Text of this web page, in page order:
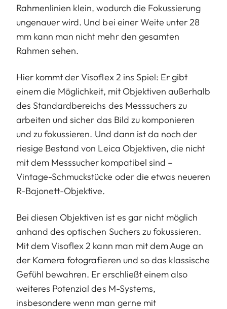
Rahmenlinien klein, wodurch die Fokussierung
ungenauer wird. Und bei einer Weite unter 28
mm kann man nicht mehr den gesamten
Rahmen sehen.
Hier kommt der Visoflex 2 ins Spiel: Er gibt
einem die Möglichkeit, mit Objektiven außerhalb
des Standardbereichs des Messsuchers zu
arbeiten und sicher das Bild zu komponieren
und zu fokussieren. Und dann ist da noch der
riesige Bestand von Leica Objektiven, die nicht
mit dem Messsucher kompatibel sind –
Vintage-Schmuckstücke oder die etwas neueren
R-Bajonett-Objektive.
Bei diesen Objektiven ist es gar nicht möglich
anhand des optischen Suchers zu fokussieren.
Mit dem Visoflex 2 kann man mit dem Auge an
der Kamera fotografieren und so das klassische
Gefühl bewahren. Er erschließt einem also
weiteres Potenzial des M-Systems,
insbesondere wenn man gerne mit